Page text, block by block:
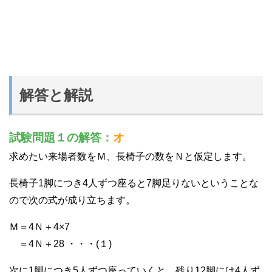
解答と解説
試験問題１の解答： オ
求めたい来場者数をＭ、長椅子の数をＮと仮定します。
長椅子1脚につき4人ずつ座ると7脚足りないということな
ので次の式が成り立ちます。
Ｍ＝4Ｎ＋4×7
＝4Ｎ＋28 ・・・(１)